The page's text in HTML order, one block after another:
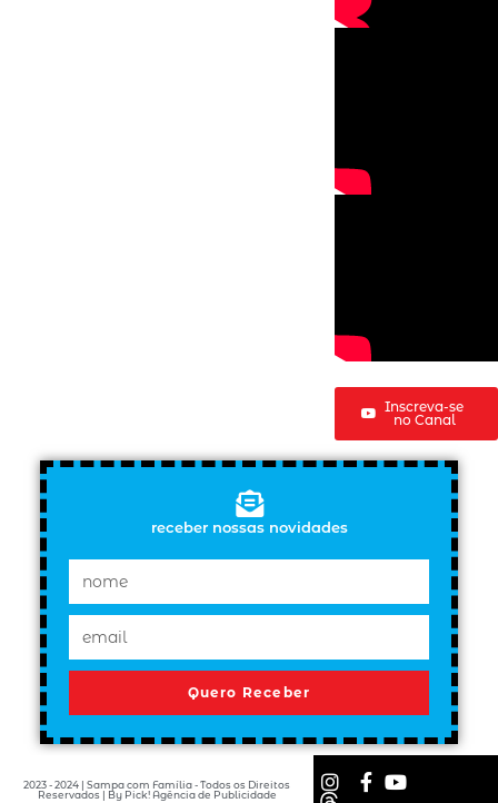
Inscreva-se
no Canal
receber nossas novidades
Quero Receber
2023 - 2024 | Sampa com Família - Todos os Direitos
Reservados | By Pick! Agência de Publicidade